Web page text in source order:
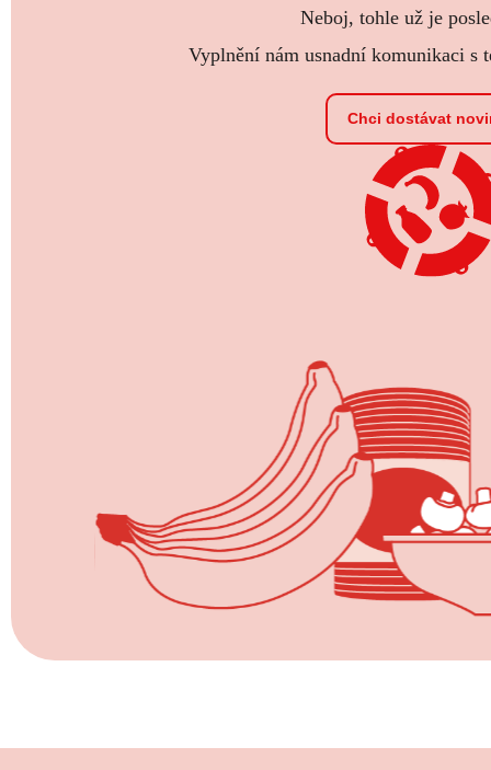
Neboj, tohle už je
Vyplnění nám usnadní komunikaci s
Chci dostávat